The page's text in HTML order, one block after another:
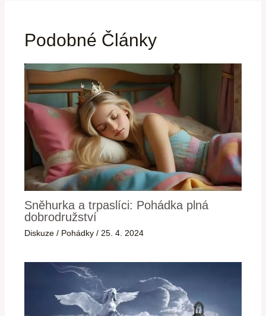
Podobné Články
Sněhurka a trpaslíci: Pohádka plná
dobrodružství
Diskuze / Pohádky / 25. 4. 2024